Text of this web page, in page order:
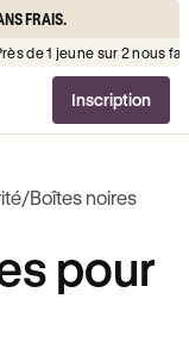
FRAIS.
école de France³
Inscription
/Boîtes noires
pour